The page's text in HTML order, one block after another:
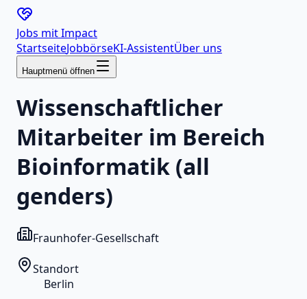
Jobs mitImpact
StartseiteJobbörseKI-AssistentÜber uns
Hauptmenü öffnen
Wissenschaftlicher
Mitarbeiter im Bereich
Bioinformatik (all
genders)
Fraunhofer-Gesellschaft
Standort
Berlin